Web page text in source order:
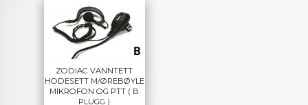
ZODIAC VANNTETT
HODESETT M/ØREBØYLE
MIKROFON OG PTT ( B
PLUGG )